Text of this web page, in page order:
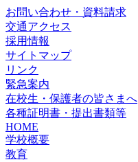
お問い合わせ・資料請求
交通アクセス
採用情報
サイトマップ
リンク
緊急案内
在校生・保護者の皆さまへ
各種証明書・提出書類等
HOME
学校概要
教育